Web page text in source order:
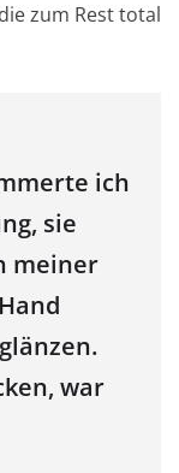
zum Rest total
ich
sie
meiner
war